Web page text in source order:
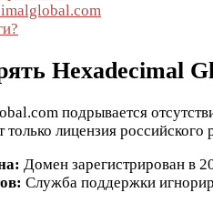
Hexadecimal
подрывается
лицензия российского
Домен зарегистрирован в
Служба поддержки